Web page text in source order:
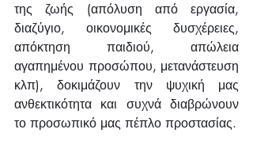
της ζωής (απόλυση από εργασία,
διαζύγιο, οικονομικές δυσχέρειες,
απόκτηση παιδιού, απώλεια
αγαπημένου προσώπου, μετανάστευση
κλπ), δοκιμάζουν την ψυχική μας
ανθεκτικότητα και συχνά διαβρώνουν
το προσωπικό μας πέπλο προστασίας.